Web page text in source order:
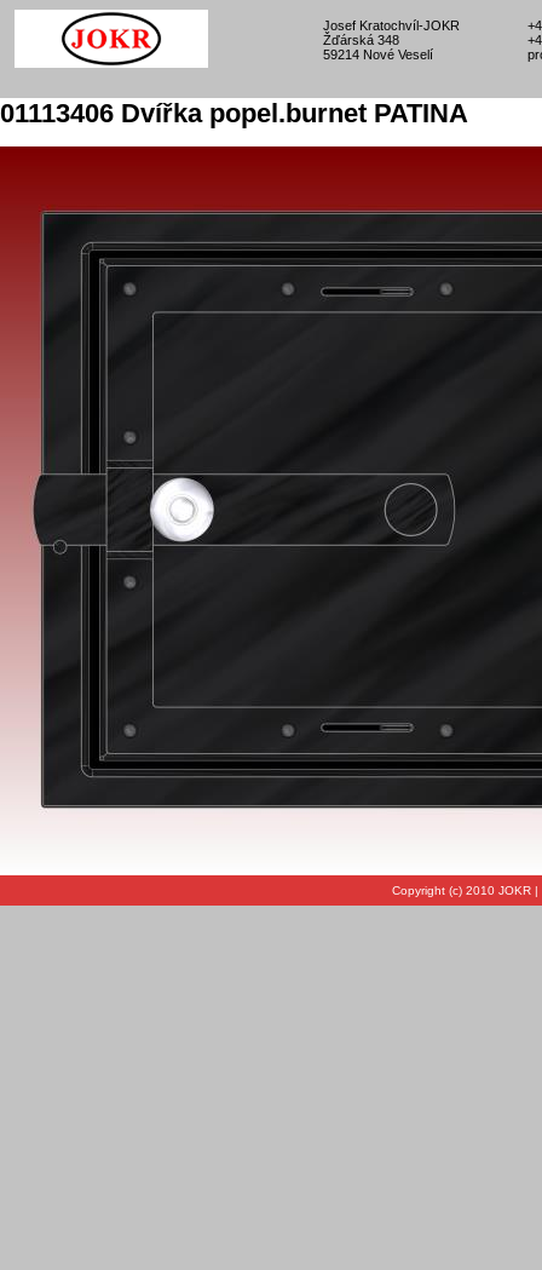
Josef Kratochvíl-JOKR
Žďárská 348
59214 Nové Veselí
01113406 Dvířka popel.burnet PATINA
Copyright (c) 2010 JOKR